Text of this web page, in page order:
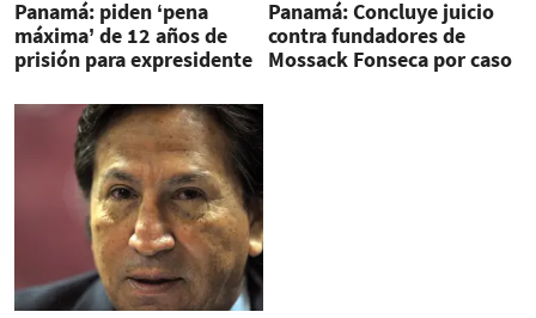
Panamá: piden ‘pena
máxima’ de 12 años de
prisión para expresidente
Panamá: Concluye juicio
contra fundadores de
Mossack Fonseca por caso